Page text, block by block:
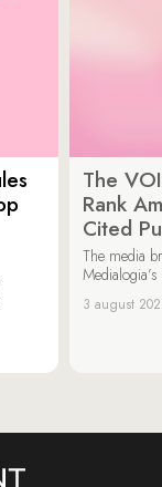
The
Rank
Cited
The media
3 august